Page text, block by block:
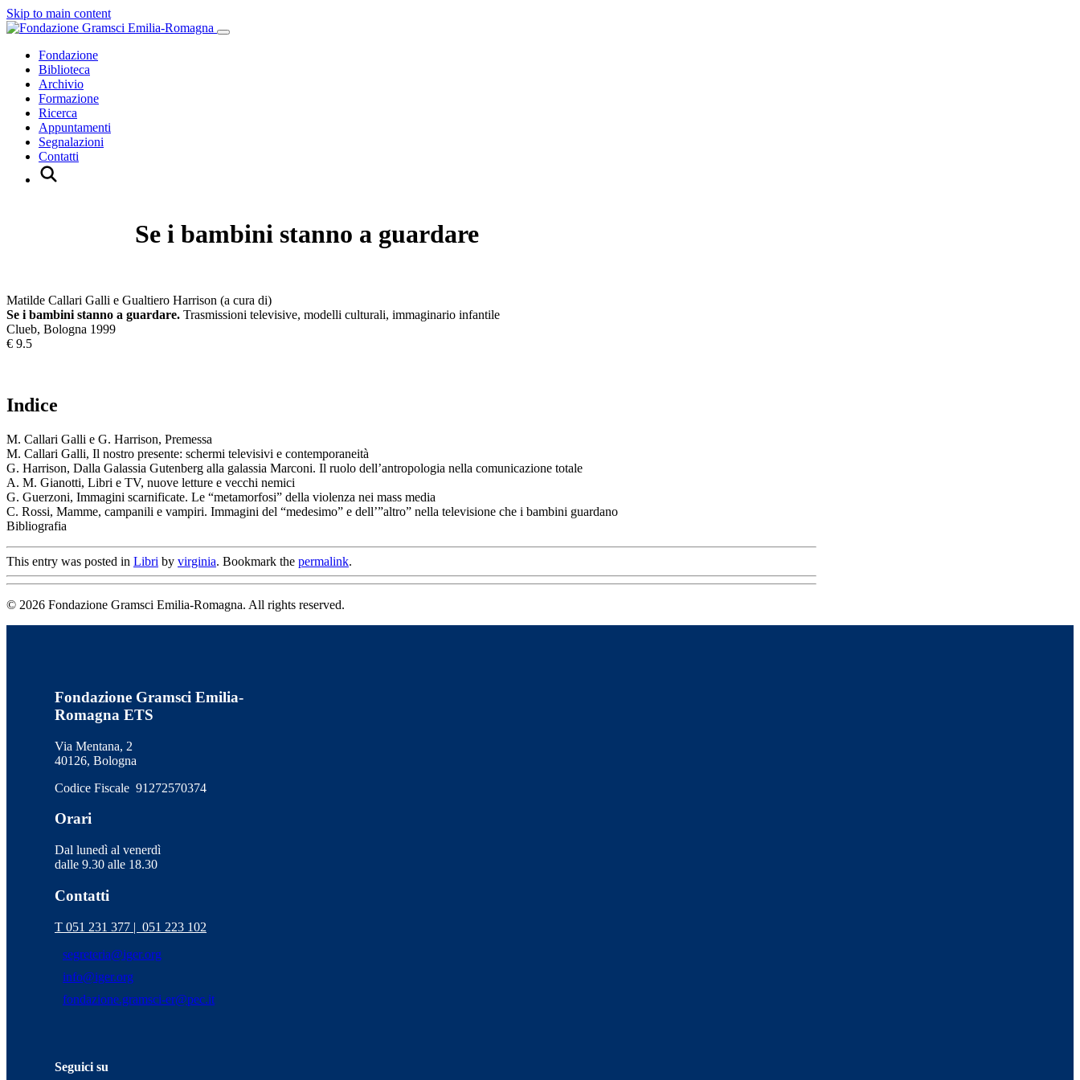
Skip to main content
Fondazione
Biblioteca
Archivio
Formazione
Ricerca
Appuntamenti
Segnalazioni
Contatti
Se i bambini stanno a guardare
Matilde Callari Galli e Gualtiero Harrison (a cura di)
Se i bambini stanno a guardare. Trasmissioni televisive, modelli culturali, immaginario infantile
Clueb, Bologna 1999
€ 9.5
Indice
M. Callari Galli e G. Harrison, Premessa
M. Callari Galli, Il nostro presente: schermi televisivi e contemporaneità
G. Harrison, Dalla Galassia Gutenberg alla galassia Marconi. Il ruolo dell’antropologia nella comunicazione totale
A. M. Gianotti, Libri e TV, nuove letture e vecchi nemici
G. Guerzoni, Immagini scarnificate. Le “metamorfosi” della violenza nei mass media
C. Rossi, Mamme, campanili e vampiri. Immagini del “medesimo” e dell’”altro” nella televisione che i bambini guardano
Bibliografia
This entry was posted in Libri by virginia. Bookmark the permalink.
© 2026 Fondazione Gramsci Emilia-Romagna. All rights reserved.
Fondazione Gramsci Emilia-
Romagna ETS
Via Mentana, 2
40126, Bologna
Codice Fiscale 91272570374
Orari
Dal lunedì al venerdì
dalle 9.30 alle 18.30
Contatti
T 051 231 377 | 051 223 102
segreteria@iger.org
info@iger.org
fondazione.gramsci-er@pec.it
Seguici su